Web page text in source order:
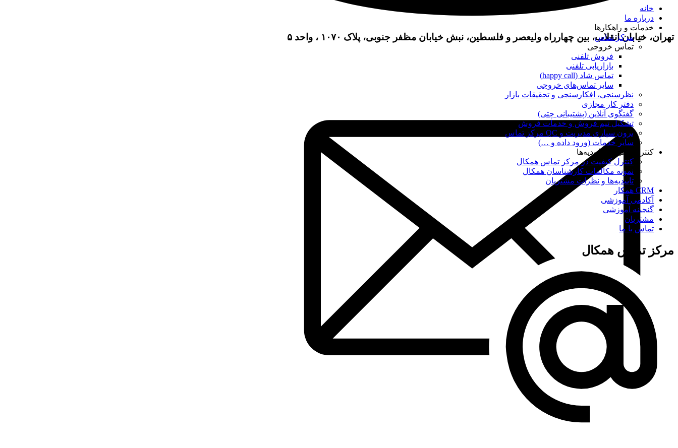
تهران، خیابان انقلاب، بین چهارراه ولیعصر و فلسطین، نبش خیابان مظفر جنوبی، پلاک ۱۰۷۰ ، واحد ۵
خانه
درباره ما
خدمات و راهکارها
مرکز تماس
تماس خروجی
فروش تلفنی
بازاریابی تلفنی
تماس شاد (happy call)
سایر تماس‌های خروجی
نظرسنجی، افکارسنجی و تحقیقات بازار
دفتر کار مجازی
گفتگوی آنلاین (پشتیبانی چتی)
تشکیل تیم فروش و خدمات فروش
برون سپاری مدیریت و QC مرکز تماس
سایر خدمات (ورود داده و …)
کنترل کیفیت و تاییدیه‌ها
کنترل کیفیت در مرکز تماس همکال
نمونه مکالمات کارشناسان همکال
تاییدیه‌ها و نظرات مشتریان
CRM همکار
آکادمی آموزشی
گنجینه آموزشی
مشتریان
تماس با ما
مرکز تماس همکال